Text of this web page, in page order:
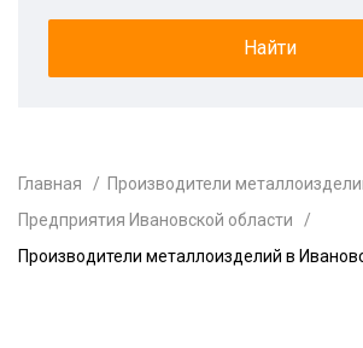
Главная
Производители
Предприятия Ивановской области
Производители металлоизделий в